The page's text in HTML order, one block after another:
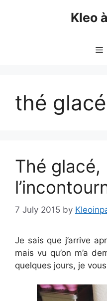
Kleo
thé glacé
Thé glacé,
7 July 2015 by
Je sais que j’arrive
mais vu qu’on m’a
quelques jours, je